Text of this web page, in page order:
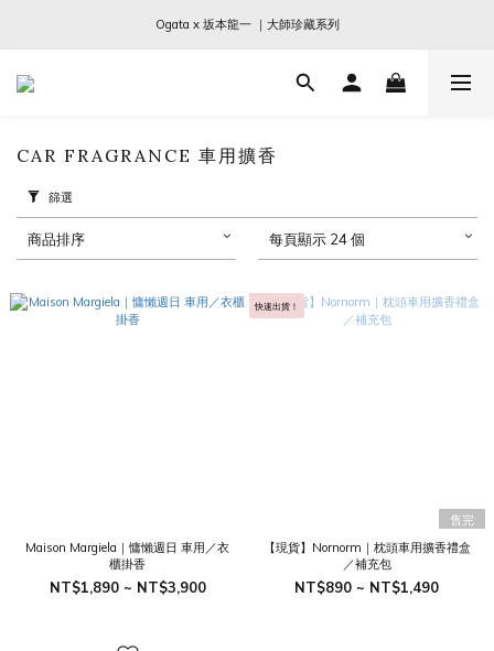
Ogata x 坂本龍一 ｜大師珍藏系列
Ogata x 坂本龍一 ｜大師珍藏系列
Ogata x 坂本龍一 ｜大師珍藏系列
CAR FRAGRANCE 車用擴香
篩選
商品排序 每頁顯示 24 個
Maison Margiela｜慵懶週日 車用／衣
櫃掛香
NT$1,890 ~ NT$3,900
快速出貨！
售完
【現貨】Nornorm｜枕頭車用擴香禮盒
／補充包
NT$890 ~ NT$1,490